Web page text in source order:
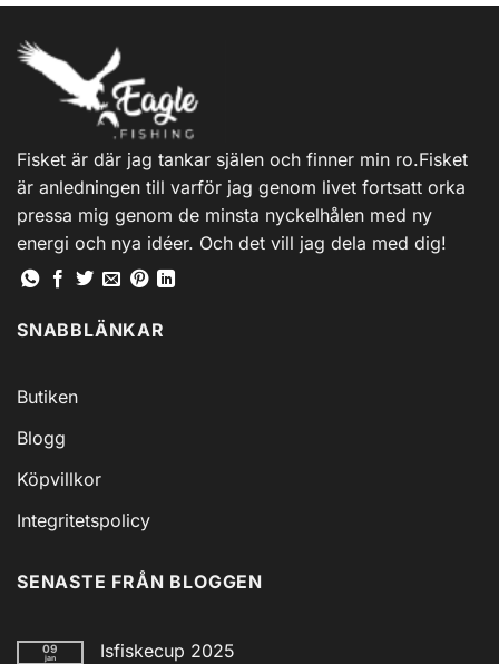
flera
varianter.
alternativen
kan
väljas
på
produktsidan
Fisket är där jag tankar själen och finner min ro.Fisket
är anledningen till varför jag genom livet fortsatt orka
pressa mig genom de minsta nyckelhålen med ny
energi och nya idéer. Och det vill jag dela med dig!
SNABBLÄNKAR
Butiken
Blogg
Köpvillkor
Integritetspolicy
SENASTE FRÅN BLOGGEN
09
jan Isfiskecup 2025